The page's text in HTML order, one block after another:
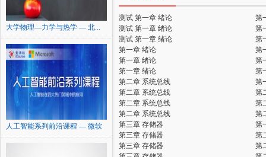
大学物理—力学与热学 — 北...
人工智能系列前沿课程 — 微软
测试 第一章 绪论
第
测试 第一章 绪论
第
测试 第一章 绪论
第
第一章 绪论
第
第一章 绪论
第
第一章 绪论
第
第二章 系统总线
第
第二章 系统总线
第
第二章 系统总线
第
第二章 系统总线
第
第三章 存储器
第
第三章 存储器
第
第三章 存储器
第